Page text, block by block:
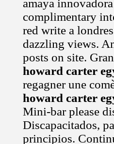
amaya
complimentary
red write a
dazzling views.
posts on site.
howard carter
regagner une
howard carter
Mini-bar please
Discapacitados,
principios.